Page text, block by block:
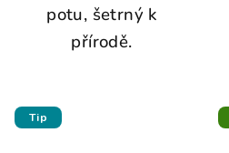
potu, šetrný k
přírodě.
Tip